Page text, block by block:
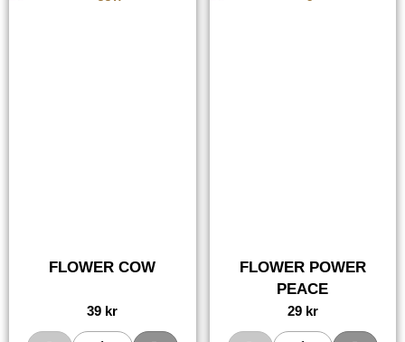
FLOWER COW
39 kr
FLOWER POWER
PEACE
29 kr